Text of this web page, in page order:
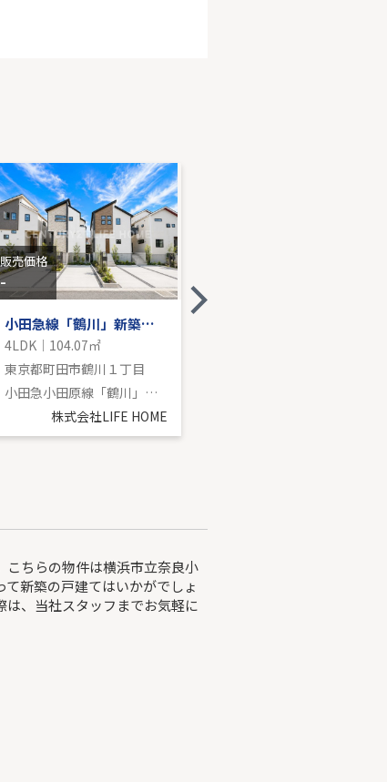
販売価格
-
小田急線「鶴川」新築分譲
4LDK｜104.07㎡
東京都町田市鶴川１丁目
小田急小田原線「鶴川」駅 徒歩11分
株式会社LIFE HOME
こちらの物件は横浜市立奈良小
新築の戸建てはいかがでしょ
、当社スタッフまでお気軽に